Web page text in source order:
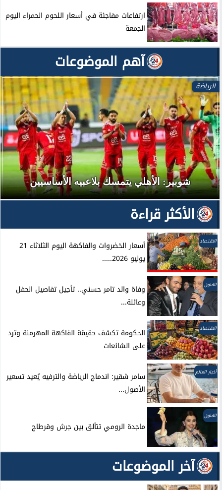
ارتفاعات مفاجئة في أسعار اللحوم الحمراء اليوم
الجمعة
آهم الموضوعات
الرياضة
شوبير: الأهلي يتمسك بلاعبيه الأساسيين
الأكثر قراءة
الاقتصاد
أسعار الخضروات والفاكهة اليوم الثلاثاء 21
يوليو 2026.....
الفنون
وفاة والد تامر حسني.. تأجيل تفاصيل الحفل
وعائلة...
الاقتصاد
الحكومة تكشف حقيقة الفاكهة المهرمنة وترد
على الشائعات
أخبار العالم
سامر شقير: اندماج الرياضة والترفيه يُعيد تسعير
الأصول...
الفنون
ماجدة الرومي تتألق بين جرش وقرطاج
آخر الموضوعات